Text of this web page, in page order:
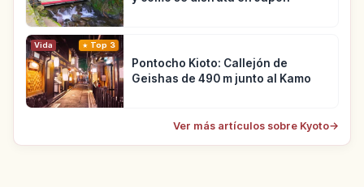
Vida Top 3
Pontocho Kioto: Callejón de
Geishas de 490 m junto al Kamo
Ver más artículos sobre Kyoto→